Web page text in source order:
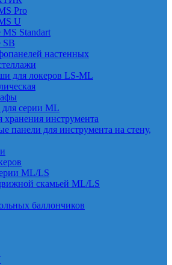
Pro
U
Standart
SB
настенных
для локеров LS-ML
серии ML
хранения инструмента
панели для инструмента на стену,
ML/LS
скамьей ML/LS
баллончиков